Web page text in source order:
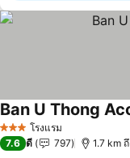
3 ดาว โรงแรม
Ban U Thong
7.6 ดี 797 1.7 km